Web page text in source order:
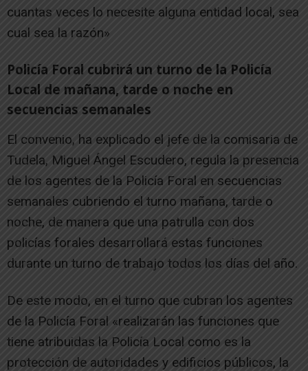
cuantas veces lo necesite alguna entidad local, sea
cual sea la razón»
Policía Foral cubrirá un turno de la Policía
Local de mañana, tarde o noche en
secuencias semanales
El convenio, ha explicado el jefe de la comisaria de
Tudela, Miguel Ángel Escudero, regula la presencia
de los agentes de la Policía Foral en secuencias
semanales cubriendo el turno mañana, tarde o
noche, de manera que una patrulla con dos
policías forales desarrollará estas funciones
durante un turno de trabajo todos los días del año.
De este modo, en el turno que cubran los agentes
de la Policía Foral «realizarán las funciones que
tiene atribuidas la Policía Local como es la
protección de autoridades y edificios públicos, la